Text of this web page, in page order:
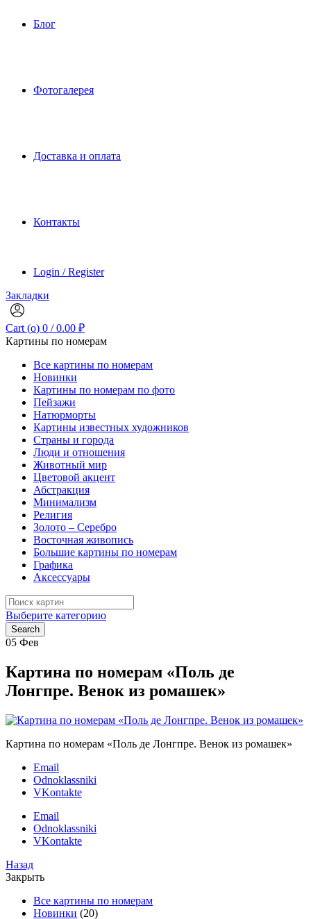
Блог
Фотогалерея
Доставка и оплата
Контакты
Login / Register
Закладки
Cart (o) 0 / 0.00 ₽
Картины по номерам
Все картины по номерам
Новинки
Картины по номерам по фото
Пейзажи
Натюрморты
Картины известных художников
Страны и города
Люди и отношения
Животный мир
Цветовой акцент
Абстракция
Минимализм
Религия
Золото – Серебро
Восточная живопись
Большие картины по номерам
Графика
Аксессуары
Search
for:
Выберите категорию
Search
05 Фев
Картина по номерам «Поль де
Лонгпре. Венок из ромашек»
Картина по номерам «Поль де Лонгпре. Венок из ромашек»
Email
Odnoklassniki
VKontakte
Email
Odnoklassniki
VKontakte
Назад
Закрыть
Все картины по номерам
Новинки (20)